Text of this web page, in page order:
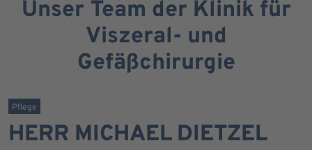
Unser Team der Klinik für
Viszeral- und
Gefäßchirurgie
Pflege
HERR MICHAEL DIETZEL